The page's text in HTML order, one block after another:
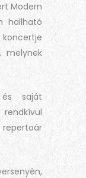
Modern
hallható
melynek
saját